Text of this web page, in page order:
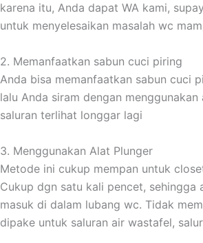
karena itu, Anda dapat WA kami,
untuk menyelesaikan masalah wc
2. Memanfaatkan sabun cuci piring
Anda bisa memanfaatkan sabun cuci
lalu Anda siram dengan
saluran terlihat longgar lagi
3. Menggunakan Alat Plunger
Metode ini cukup mempan untuk
Cukup dgn satu kali pencet,
masuk di dalam lubang wc. Tidak
dipake untuk saluran air wastafel,